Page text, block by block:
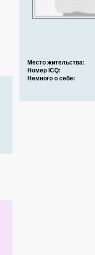
Место жительства:
Номер ICQ:
Немного о себе: